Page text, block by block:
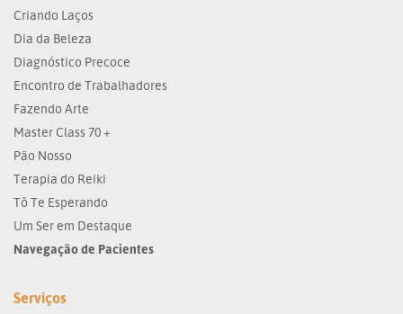
Criando Laços
Dia da Beleza
Diagnóstico Precoce
Encontro de Trabalhadores
Fazendo Arte
Master Class 70 +
Pão Nosso
Terapia do Reiki
Tô Te Esperando
Um Ser em Destaque
Navegação de Pacientes
Serviços